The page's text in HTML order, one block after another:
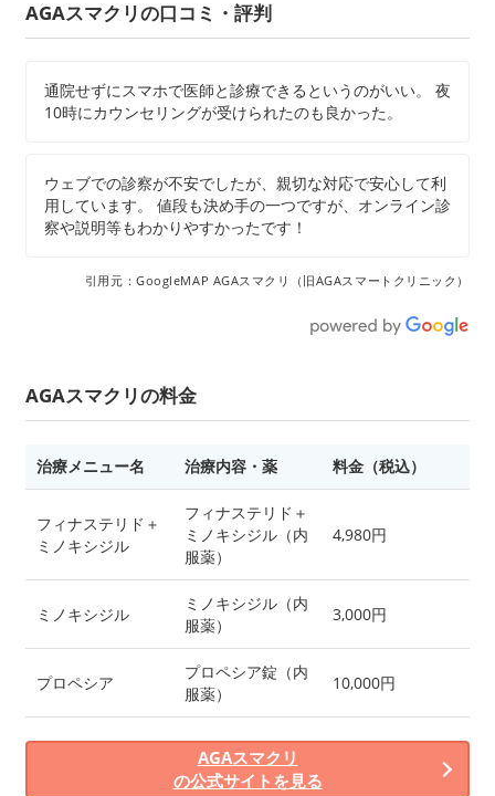
AGAスマクリの口コミ・評判
通院せずにスマホで医師と診療できるというのがいい。 夜
10時にカウンセリングが受けられたのも良かった。
ウェブでの診察が不安でしたが、親切な対応で安心して利
用しています。 値段も決め手の一つですが、オンライン診
察や説明等もわかりやすかったです！
引用元：GoogleMAP AGAスマクリ（旧AGAスマートクリニック）
AGAスマクリの料金
治療メニュー名 治療内容・薬 料金（税込）
フィナステリド＋
ミノキシジル
フィナステリド＋
ミノキシジル（内
服薬）
4,980円
ミノキシジル
ミノキシジル（内
服薬）
3,000円
プロペシア
プロペシア錠（内
服薬）
10,000円
AGAスマクリ
の公式サイトを見る